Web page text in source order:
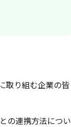
取り組む企業の皆
の連携方法につい